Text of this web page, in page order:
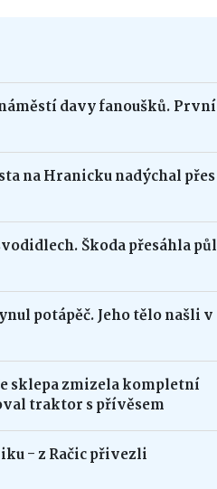
davy fanoušků. První
na Hranicku nadýchal přes
Škoda přesáhla půl
potápěč. Jeho tělo našli v
sklepa zmizela kompletní
traktor s přívěsem
- z Račic přivezli